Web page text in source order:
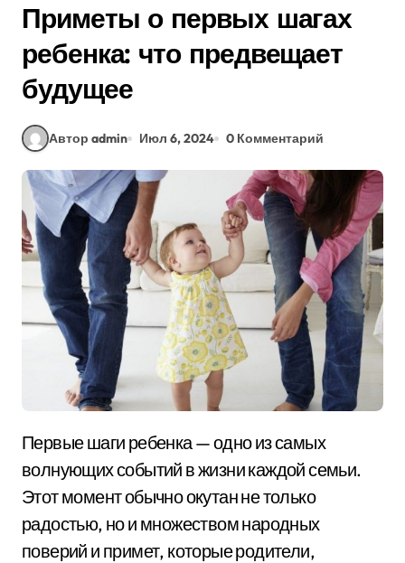
Приметы о первых шагах
ребенка: что предвещает
будущее
Автор admin Июл 6, 2024 0 Комментарий
Первые шаги ребенка — одно из самых
волнующих событий в жизни каждой семьи.
Этот момент обычно окутан не только
радостью, но и множеством народных
поверий и примет, которые родители,